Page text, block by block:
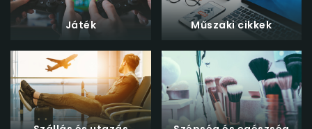
Játék Műszaki cikkek